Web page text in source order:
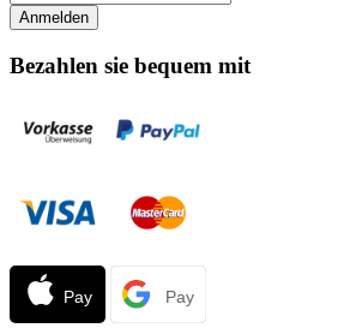
Bezahlen sie bequem mit